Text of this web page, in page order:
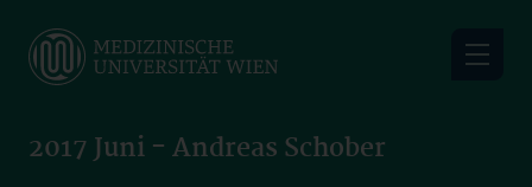
main
2017 Juni - Andreas Schober